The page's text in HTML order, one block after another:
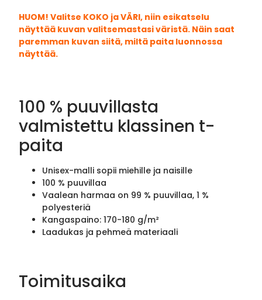
HUOM! Valitse KOKO ja VÄRI, niin esikatselu
näyttää kuvan valitsemastasi väristä. Näin saat
paremman kuvan siitä, miltä paita luonnossa
näyttää.
100 % puuvillasta
valmistettu klassinen t-
paita
Unisex-malli sopii miehille ja naisille
100 % puuvillaa
Vaalean harmaa on 99 % puuvillaa, 1 %
polyesteriä
Kangaspaino: 170-180 g/m²
Laadukas ja pehmeä materiaali
Toimitusaika